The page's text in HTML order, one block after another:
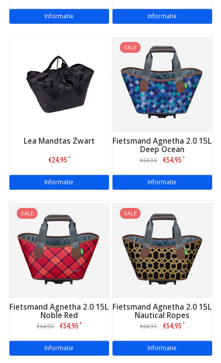
Informatie Informatie
Lea Mandtas Zwart
€24,95 *
Informatie
SALE
Fietsmand Agnetha 2.0 15L
Deep Ocean
€64,95 €54,95 *
Informatie
SALE
Fietsmand Agnetha 2.0 15L
Noble Red
€64,95 €54,95 *
Informatie
SALE
Fietsmand Agnetha 2.0 15L
Nautical Ropes
€64,95 €54,95 *
Informatie